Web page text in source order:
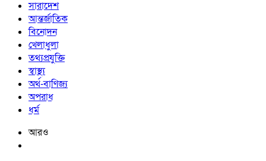
সারাদেশ
আন্তর্জাতিক
বিনোদন
খেলাধুলা
তথ্যপ্রযুক্তি
স্বাস্থ্য
অর্থ-বাণিজ্য
অপরাধ
ধর্ম
আরও